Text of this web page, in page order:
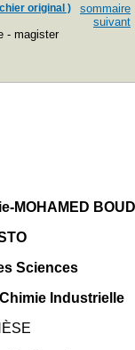
original )
- magister
sommaire
suivant
MOHAMED
Sciences
Industrielle